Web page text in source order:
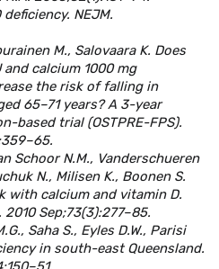
NEJM.
M., Salovaara K. Does
calcium 1000 mg
the risk of falling in
65–71 years? A 3-year
based trial (OSTPRE-FPS).
Schoor N.M., Vanderschueren
N., Milisen K., Boonen S.
with calcium and vitamin D.
Sep;73(3):277–85.
Saha S., Eyles D.W., Parisi
in south-east Queensland.